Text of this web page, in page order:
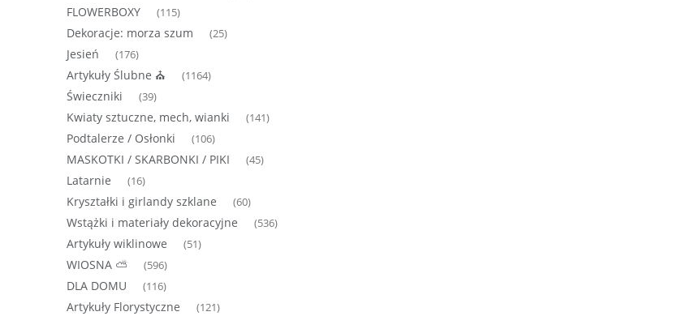
FLOWERBOXY (115)
Dekoracje: morza szum (25)
Jesień (176)
Artykuły Ślubne ⛪ (1164)
Świeczniki (39)
Kwiaty sztuczne, mech, wianki (141)
Podtalerze / Osłonki (106)
MASKOTKI / SKARBONKI / PIKI (45)
Latarnie (16)
Kryształki i girlandy szklane (60)
Wstążki i materiały dekoracyjne (536)
Artykuły wiklinowe (51)
WIOSNA ⛅ (596)
DLA DOMU (116)
Artykuły Florystyczne (121)